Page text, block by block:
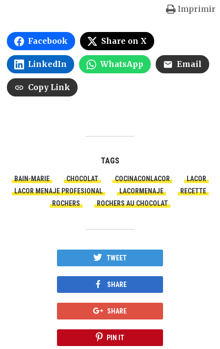
Imprimir
Facebook Share on X
LinkedIn WhatsApp Email
Copy Link
TAGS
BAIN-MARIE CHOCOLAT COCINACONLACOR
LACOR
LACOR MENAJE PROFESIONAL
LACORMENAJE
RECETTE
ROCHERS
ROCHERS AU CHOCOLAT
TWEET
SHARE
SHARE
PIN IT